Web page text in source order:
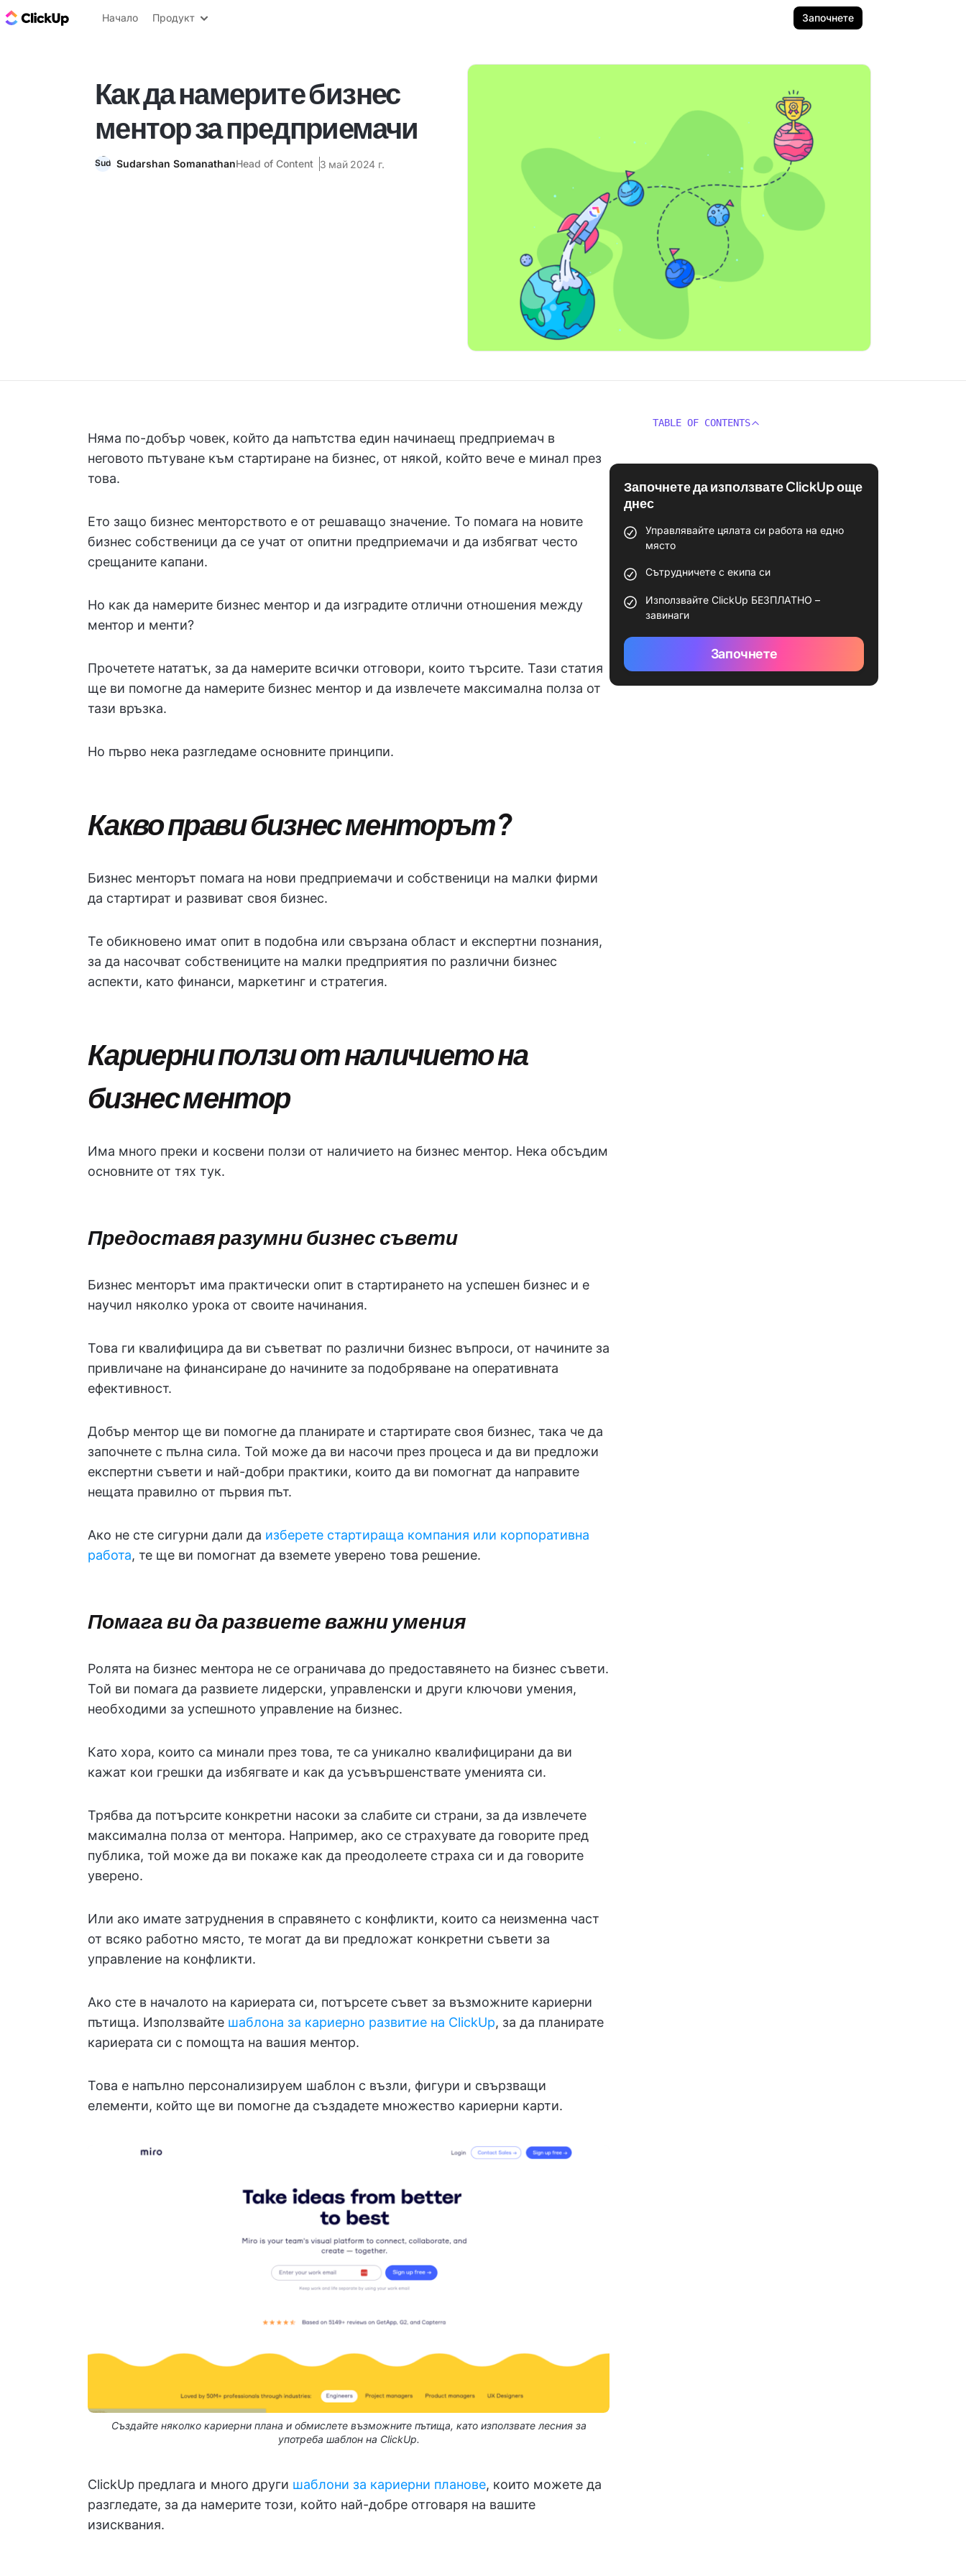
ClickUp блог
Начало Продукт Започнете
Как да намерите бизнес
ментор за предприемачи
Sudarshan SomanathanHead of Content 3 май 2024 г.
Няма по-добър човек, който да напътства един начинаещ предприемач в
неговото пътуване към стартиране на бизнес, от някой, който вече е минал през
това.
Ето защо бизнес менторството е от решаващо значение. То помага на новите
бизнес собственици да се учат от опитни предприемачи и да избягват често
срещаните капани.
Но как да намерите бизнес ментор и да изградите отлични отношения между
ментор и менти?
Прочетете нататък, за да намерите всички отговори, които търсите. Тази статия
ще ви помогне да намерите бизнес ментор и да извлечете максимална полза от
тази връзка.
Но първо нека разгледаме основните принципи.
Какво прави бизнес менторът?
Бизнес менторът помага на нови предприемачи и собственици на малки фирми
да стартират и развиват своя бизнес.
Те обикновено имат опит в подобна или свързана област и експертни познания,
за да насочват собствениците на малки предприятия по различни бизнес
аспекти, като финанси, маркетинг и стратегия.
Кариерни ползи от наличието на
бизнес ментор
Има много преки и косвени ползи от наличието на бизнес ментор. Нека обсъдим
основните от тях тук.
Предоставя разумни бизнес съвети
Бизнес менторът има практически опит в стартирането на успешен бизнес и е
научил няколко урока от своите начинания.
Това ги квалифицира да ви съветват по различни бизнес въпроси, от начините за
привличане на финансиране до начините за подобряване на оперативната
ефективност.
Добър ментор ще ви помогне да планирате и стартирате своя бизнес, така че да
започнете с пълна сила. Той може да ви насочи през процеса и да ви предложи
експертни съвети и най-добри практики, които да ви помогнат да направите
нещата правилно от първия път.
Ако не сте сигурни дали да изберете стартираща компания или корпоративна
работа, те ще ви помогнат да вземете уверено това решение.
Помага ви да развиете важни умения
Ролята на бизнес ментора не се ограничава до предоставянето на бизнес съвети.
Той ви помага да развиете лидерски, управленски и други ключови умения,
необходими за успешното управление на бизнес.
Като хора, които са минали през това, те са уникално квалифицирани да ви
кажат кои грешки да избягвате и как да усъвършенствате уменията си.
Трябва да потърсите конкретни насоки за слабите си страни, за да извлечете
максимална полза от ментора. Например, ако се страхувате да говорите пред
публика, той може да ви покаже как да преодолеете страха си и да говорите
уверено.
Или ако имате затруднения в справянето с конфликти, които са неизменна част
от всяко работно място, те могат да ви предложат конкретни съвети за
управление на конфликти.
Ако сте в началото на кариерата си, потърсете съвет за възможните кариерни
пътища. Използвайте шаблона за кариерно развитие на ClickUp, за да планирате
кариерата си с помощта на вашия ментор.
Това е напълно персонализируем шаблон с възли, фигури и свързващи
елементи, който ще ви помогне да създадете множество кариерни карти.
Създайте няколко кариерни плана и обмислете възможните пътища, като използвате лесния за
употреба шаблон на ClickUp.
ClickUp предлага и много други шаблони за кариерни планове, които можете да
разгледате, за да намерите този, който най-добре отговаря на вашите
изисквания.
TABLE OF CONTENTS
Започнете да използвате ClickUp още
днес
Управлявайте цялата си работа на едно
място
Сътрудничете с екипа си
Използвайте ClickUp БЕЗПЛАТНО –
завинаги
Започнете